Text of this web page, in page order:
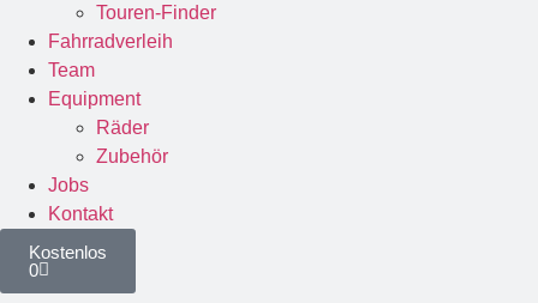
Touren-Finder
Fahrradverleih
Team
Equipment
Räder
Zubehör
Jobs
Kontakt
Kostenlos
0